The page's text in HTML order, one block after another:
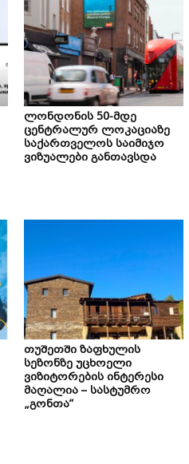
ლონდონის 50-მდე
ცენტრალურ ლოკაციაზე
საქართველოს საიმიჯო
ვიზუალები განთავსდა
თუშეთში ზაფხულის
სეზონზე უცხოელი
ვიზიტორების ინტერესი
მაღალია – სასტუმრო
„გონთა“